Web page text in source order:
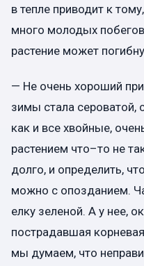
в тепле приводит к
много молодых
растение может
— Не очень хороший
зимы стала сероватой,
как и все хвойные,
растением что–то не
долго, и определить,
можно с опозданием.
елку зеленой. А у нее,
пострадавшая
мы думаем, что